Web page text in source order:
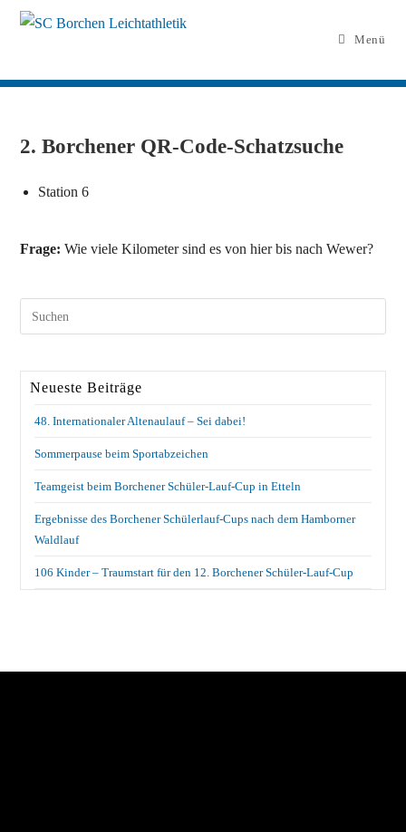
Menü
2. Borchener QR-Code-Schatzsuche
Station 6
Frage: Wie viele Kilometer sind es von hier bis nach Wewer?
Neueste Beiträge
48. Internationaler Altenaulauf – Sei dabei!
Sommerpause beim Sportabzeichen
Teamgeist beim Borchener Schüler-Lauf-Cup in Etteln
Ergebnisse des Borchener Schülerlauf-Cups nach dem Hamborner
Waldlauf
106 Kinder – Traumstart für den 12. Borchener Schüler-Lauf-Cup